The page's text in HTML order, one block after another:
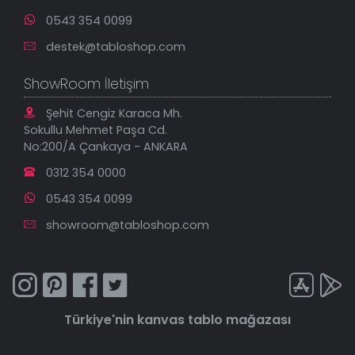
0543 354 0099
destek@tabloshop.com
ShowRoom İletişim
Şehit Cengiz Karaca Mh.
Sokullu Mehmet Paşa Cd.
No:200/A Çankaya - ANKARA
0312 354 0000
0543 354 0099
showroom@tabloshop.com
Türkiye'nin kanvas tablo mağazası